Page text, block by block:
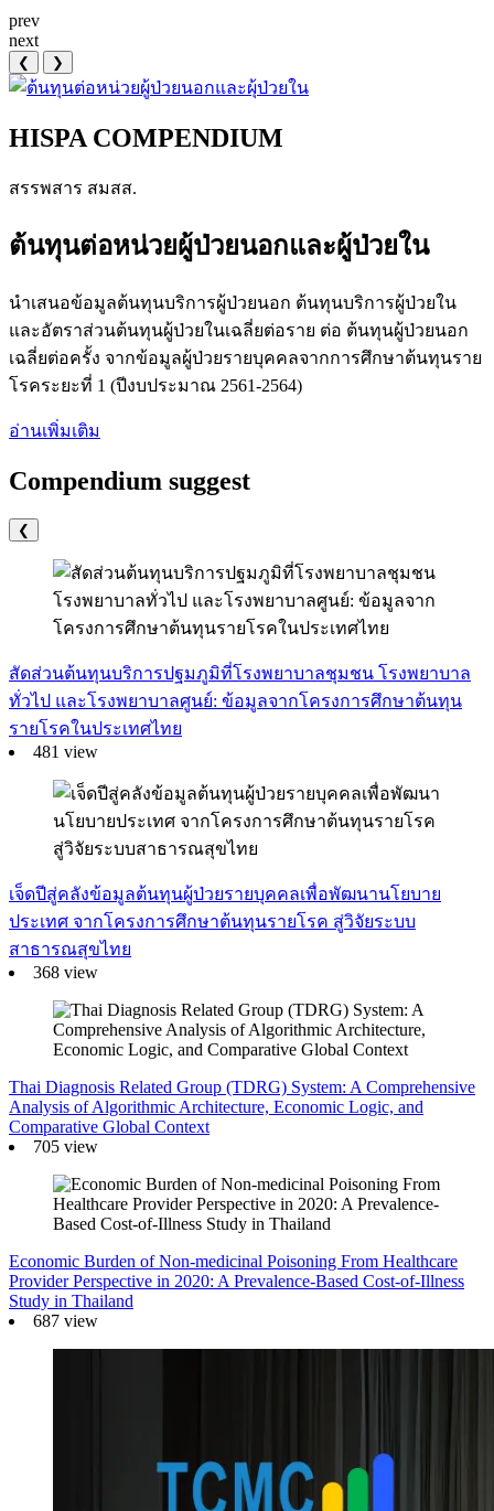
prev
next
❮ ❯
HISPA COMPENDIUM
สรรพสาร สมสส.
ต้นทุนต่อหน่วยผู้ป่วยนอกและผู้ป่วยใน
นำเสนอข้อมูลต้นทุนบริการผู้ป่วยนอก ต้นทุนบริการผู้ป่วยใน
และอัตราส่วนต้นทุนผู้ป่วยในเฉลี่ยต่อราย ต่อ ต้นทุนผู้ป่วยนอก
เฉลี่ยต่อครั้ง จากข้อมูลผู้ป่วยรายบุคคลจากการศึกษาต้นทุนราย
โรคระยะที่ 1 (ปีงบประมาณ 2561-2564)
อ่านเพิ่มเติม
Compendium suggest
❮
สัดส่วนต้นทุนบริการปฐมภูมิที่โรงพยาบาลชุมชน โรงพยาบาล
ทั่วไป และโรงพยาบาลศูนย์: ข้อมูลจากโครงการศึกษาต้นทุน
รายโรคในประเทศไทย
481 view
เจ็ดปีสู่คลังข้อมูลต้นทุนผู้ป่วยรายบุคคลเพื่อพัฒนานโยบาย
ประเทศ จากโครงการศึกษาต้นทุนรายโรค สู่วิจัยระบบ
สาธารณสุขไทย
368 view
Thai Diagnosis Related Group (TDRG) System: A Comprehensive
Analysis of Algorithmic Architecture, Economic Logic, and
Comparative Global Context
705 view
Economic Burden of Non-medicinal Poisoning From Healthcare
Provider Perspective in 2020: A Prevalence-Based Cost-of-Illness
Study in Thailand
687 view